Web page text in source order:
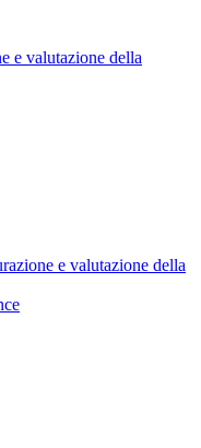
e valutazione della
e valutazione della